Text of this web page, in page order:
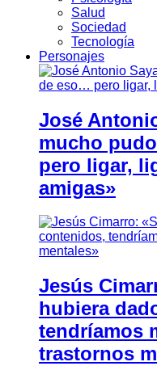
Salud
Sociedad
Tecnología
Personajes
José
mucho
pero ligar,
amigas»
Jesús
hubiera
tendríamos
trastornos